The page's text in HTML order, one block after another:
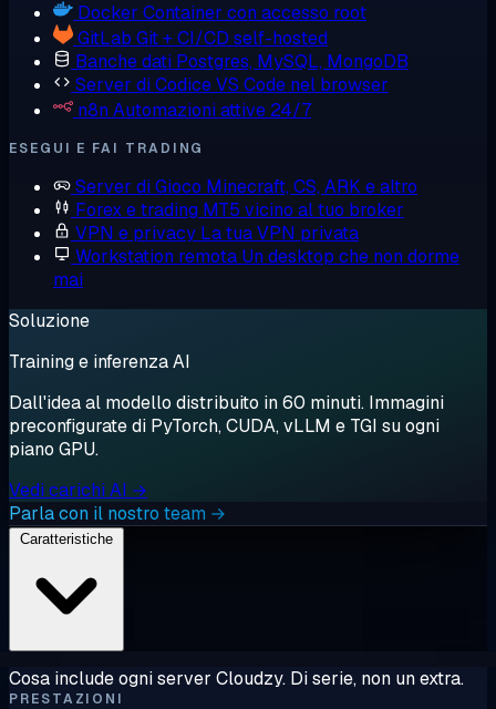
Docker Container con accesso root
GitLab Git + CI/CD self-hosted
Banche dati Postgres, MySQL, MongoDB
Server di CodiceVS Code nel browser
n8n Automazioni attive 24/7
ESEGUI E FAI TRADING
Server di Gioco Minecraft, CS, ARK e altro
Forex e trading MT5 vicino al tuo broker
VPN e privacy La tua VPN privata
Workstation remota Un desktop che non dorme
mai
Soluzione
Training e inferenza AI
Dall'idea al modello distribuito in 60 minuti. Immagini
preconfigurate di PyTorch, CUDA, vLLM e TGI su ogni
piano GPU.
Vedi carichi AI →
Parla con il nostro team →
Cosa include ogni server Cloudzy. Di serie, non un extra.
PRESTAZIONI